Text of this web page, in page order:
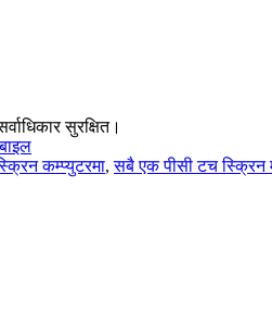
सुरक्षित।
कम्प्युटरमा,सबै एक पीसी टच स्क्रिन